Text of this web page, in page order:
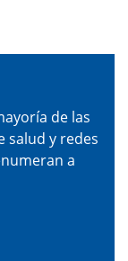
de las
salud y redes
a